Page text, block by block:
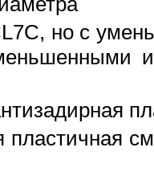
но с
пластичная